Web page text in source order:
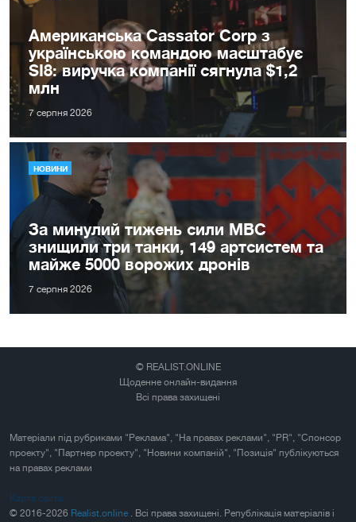
Американська Cassator Corp з
українською командою масштабує
SI8: виручка компанії сягнула $1,2
млн
7 серпня 2026
НОВИНИ
За минулий тижень сили МВС
знищили три танки, 149 артсистем та
майже 5000 ворожих дронів
7 серпня 2026
© REALIST.ONLINE
Щоденне онлайн-видання
Всі права захищені
Матеріали під рубриками "Реклама", "На правах реклами", "PR", "Спонсор
проекту", "Партнер проекту", "Новини компаній", "Позиція" публікуються
на правах реклами
Карта сайта
© 2016-2026 Realist.online . Всі права захищені. Републікація матеріалів і